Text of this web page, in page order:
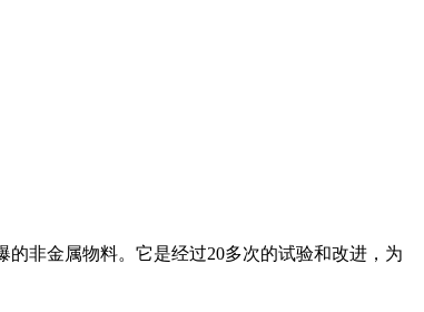
非金属物料。它是经过20多次的试验和改进，为